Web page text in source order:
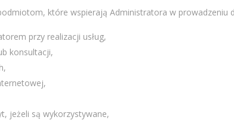
które wspierają Administratora w prowadzeniu
przy realizacji usług,
konsultacji,
jeżeli są wykorzystywane,